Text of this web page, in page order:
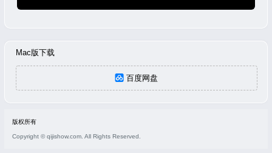
Mac版下载
百度网盘
版权所有
Copyright © qijishow.com. All Rights Reserved.